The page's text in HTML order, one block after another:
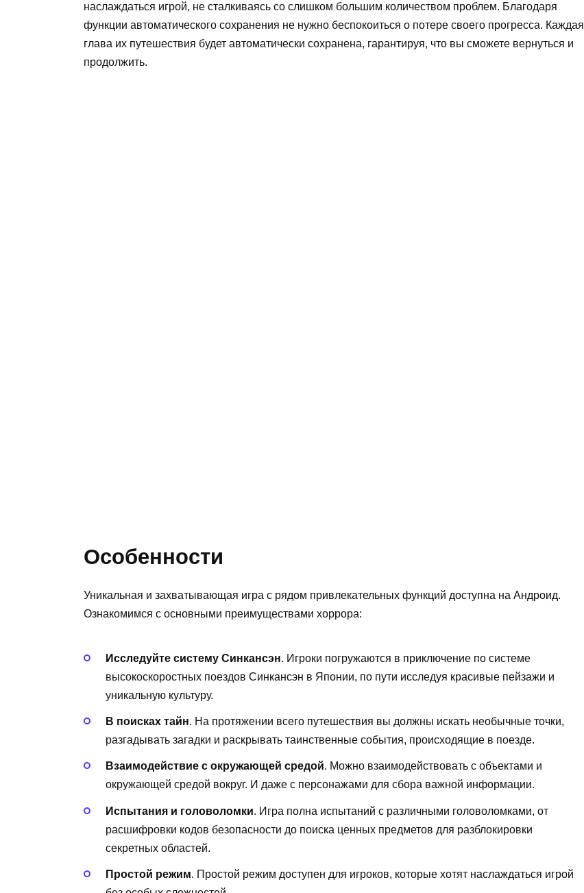
наслаждаться игрой, не сталкиваясь со слишком большим количеством проблем. Благодаря
функции автоматического сохранения не нужно беспокоиться о потере своего прогресса. Каждая
глава их путешествия будет автоматически сохранена, гарантируя, что вы сможете вернуться и
продолжить.
Особенности
Уникальная и захватывающая игра с рядом привлекательных функций доступна на Андроид.
Ознакомимся с основными преимуществами хоррора:
Исследуйте систему Синкансэн. Игроки погружаются в приключение по системе
высокоскоростных поездов Синкансэн в Японии, по пути исследуя красивые пейзажи и
уникальную культуру.
В поисках тайн. На протяжении всего путешествия вы должны искать необычные точки,
разгадывать загадки и раскрывать таинственные события, происходящие в поезде.
Взаимодействие с окружающей средой. Можно взаимодействовать с объектами и
окружающей средой вокруг. И даже с персонажами для сбора важной информации.
Испытания и головоломки. Игра полна испытаний с различными головоломками, от
расшифровки кодов безопасности до поиска ценных предметов для разблокировки
секретных областей.
Простой режим. Простой режим доступен для игроков, которые хотят наслаждаться игрой